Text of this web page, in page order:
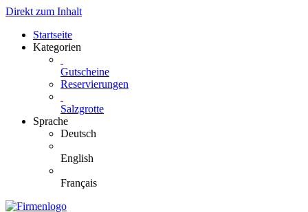
Direkt zum Inhalt
Startseite
Kategorien
Gutscheine
Reservierungen
Salzgrotte
Sprache
Deutsch
English
Français